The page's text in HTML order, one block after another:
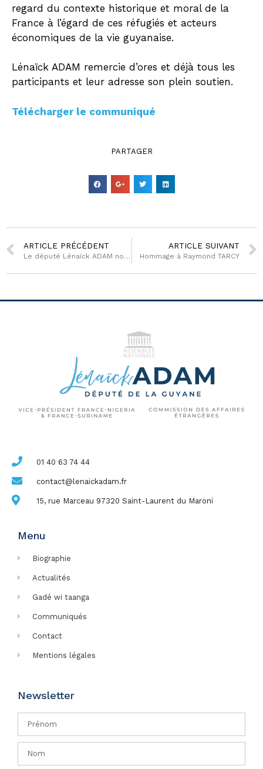
regard du contexte historique et moral de la
France à l’égard de ces réfugiés et acteurs
économiques de la vie guyanaise.
Lénaïck ADAM remercie d’ores et déjà tous les
participants et leur adresse son plein soutien.
Télécharger le communiqué
PARTAGER
ARTICLE PRÉCÉDENT
Le député Lénaïck ADAM nommé rapporteur de la mission vie chère dans les Outre-Mer
ARTICLE SUIVANT
Hommage à Raymond TARCY
01 40 63 74 44
contact@lenaickadam.fr
15, rue Marceau 97320 Saint-Laurent du Maroni
Menu
Biographie
Actualités
Gadé wi taanga
Communiqués
Contact
Mentions légales
Newsletter